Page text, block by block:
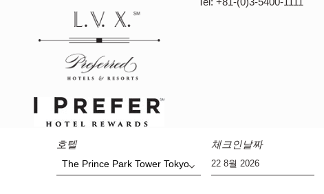
호텔
The Prince Park Tower Tokyo
체크인날짜